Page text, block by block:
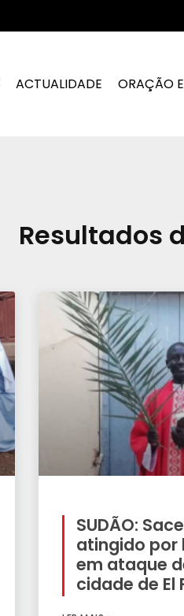
ACTUALIDADE ORAÇÃO
Resultados
SUDÃO:
atingido por
em ataque
cidade de El